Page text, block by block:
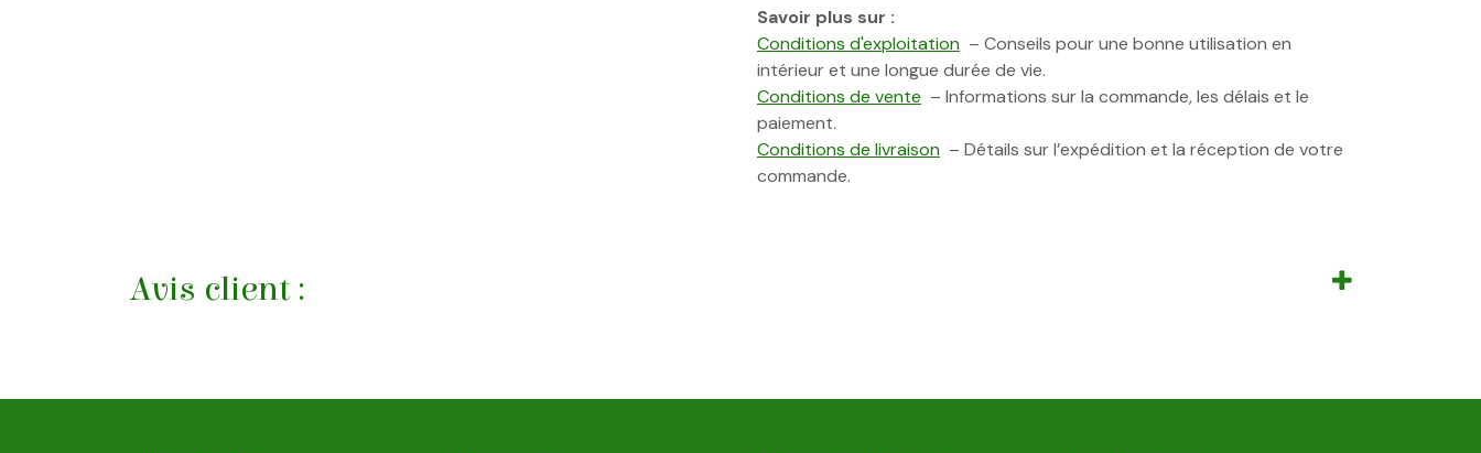
Savoir plus sur :
Conditions d'exploitation – Conseils pour une bonne utilisation en
intérieur et une longue durée de vie.
Conditions de vente – Informations sur la commande, les délais et le
paiement.
Conditions de livraison – Détails sur l’expédition et la réception de votre
commande.
Avis client :